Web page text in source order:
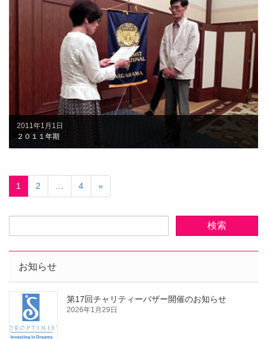
2011年1月1日
２０１１年期
1 2 4 »
お知らせ
第17回チャリティーバザー開催のお知らせ
2026年1月29日